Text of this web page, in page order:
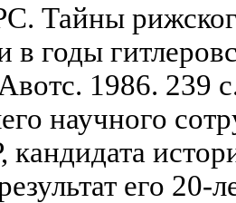
Тайны
в годы
1986. 239
научного
его 20-